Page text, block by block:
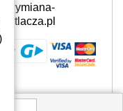
do
którego
naklejce
bywa
lub
w